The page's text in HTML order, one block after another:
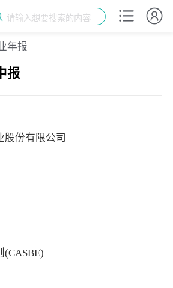
请输入想要搜索的内容
年报
报
股份有限公司
(CASBE)